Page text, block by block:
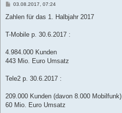
B
i
a
03.08.2017, 07:24
Zahlen für das 1. Halbjahr 2017
T-Mobile p. 30.6.2017 :
4.984.000 Kunden
443 Mio. Euro Umsatz
Tele2 p. 30.6.2017 :
209.000 Kunden (davon 8.000 Mobilfunk)
60 Mio. Euro Umsatz